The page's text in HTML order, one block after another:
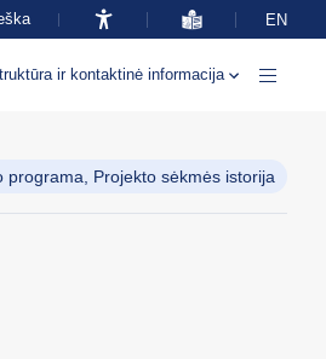
EN
ir kontaktinė informacija
Projekto sėkmės istorija